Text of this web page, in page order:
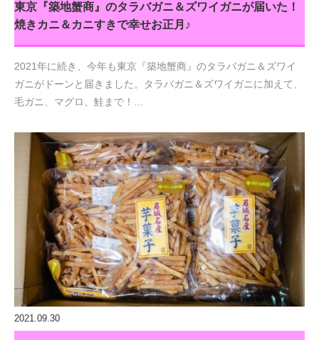
東京『築地蟹商』のタラバガニ＆ズワイガニが届いた！
焼きカニ＆カニすきで幸せお正月♪
2021年に続き、今年も東京『築地蟹商』のタラバガニ＆ズワイ
ガニがドーンと届きました。タラバガニ＆ズワイガニに加えて、
毛ガニ、マグロ、鮭まで！…
2021.09.30